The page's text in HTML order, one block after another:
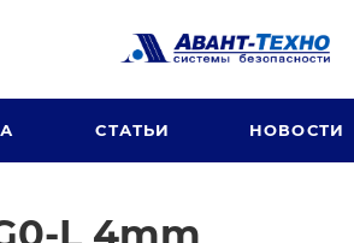
СТАТЬИ НОВОСТИ